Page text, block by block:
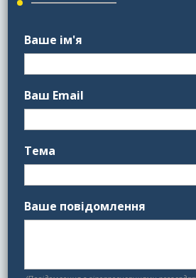
Ваше ім'я
Ваш Email
Тема
Ваше повідомлення